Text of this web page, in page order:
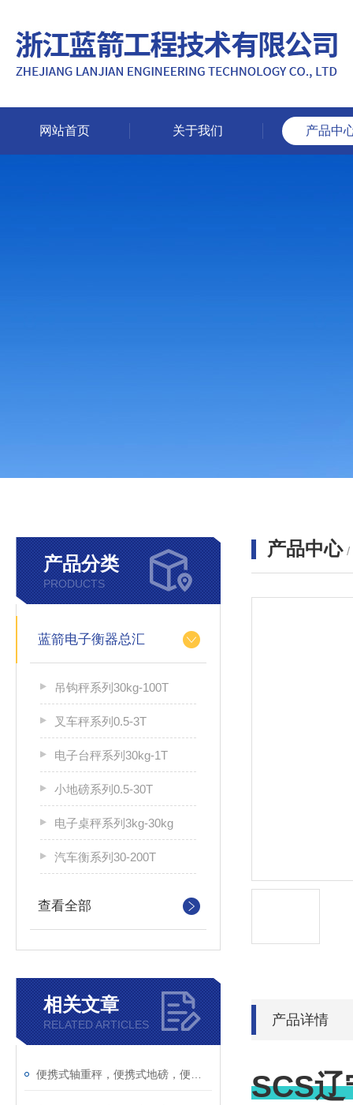
网站首页 关于我们 产品中
产品分类
PRODUCTS
蓝箭电子衡器总汇
吊钩秤系列30kg-100T
叉车秤系列0.5-3T
电子台秤系列30kg-1T
小地磅系列0.5-30T
电子桌秤系列3kg-30kg
汽车衡系列30-200T
查看全部
相关文章
RELATED ARTICLES
产品中心 /
产品详情
SCS